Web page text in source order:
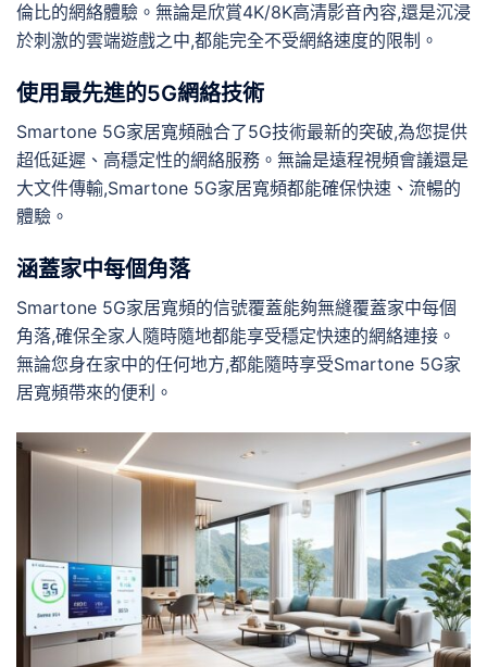
倫比的網絡體驗。無論是欣賞4K/8K高清影音內容,還是沉浸
於刺激的雲端遊戲之中,都能完全不受網絡速度的限制。
使用最先進的5G網絡技術
Smartone 5G家居寬頻融合了5G技術最新的突破,為您提供
超低延遲、高穩定性的網絡服務。無論是遠程視頻會議還是
大文件傳輸,Smartone 5G家居寬頻都能確保快速、流暢的
體驗。
涵蓋家中每個角落
Smartone 5G家居寬頻的信號覆蓋能夠無縫覆蓋家中每個
角落,確保全家人隨時隨地都能享受穩定快速的網絡連接。
無論您身在家中的任何地方,都能隨時享受Smartone 5G家
居寬頻帶來的便利。